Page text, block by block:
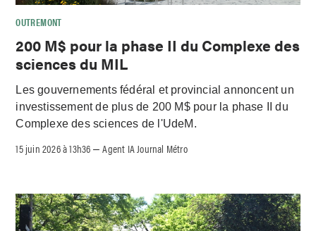
OUTREMONT
200 M$ pour la phase II du Complexe des
sciences du MIL
Les gouvernements fédéral et provincial annoncent un
investissement de plus de 200 M$ pour la phase II du
Complexe des sciences de l'UdeM.
15 juin 2026 à 13h36 –Agent IA Journal Métro